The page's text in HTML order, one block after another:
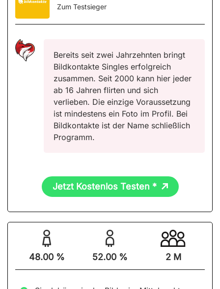
Zum Testsieger
Bereits seit zwei Jahrzehnten bringt
Bildkontakte Singles erfolgreich
zusammen. Seit 2000 kann hier jeder
ab 16 Jahren flirten und sich
verlieben. Die einzige Voraussetzung
ist mindestens ein Foto im Profil. Bei
Bildkontakte ist der Name schließlich
Programm.
Jetzt Kostenlos Testen *
48.00 % 52.00 % 2 M